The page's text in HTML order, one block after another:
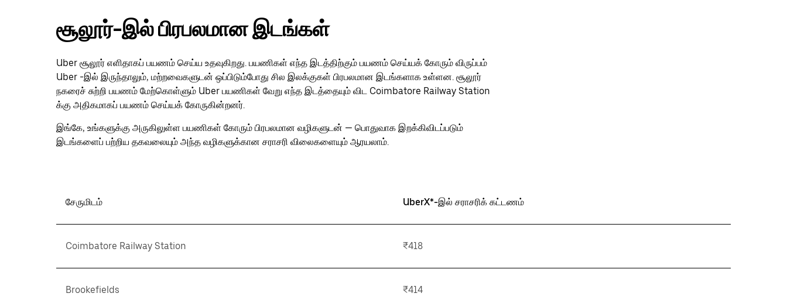
மூட
எஸ்கேப்
பொத்தான்
சூலூர்-இல் பிரபலமான இடங்கள்
Uber சூலூர் எளிதாகப் பயணம் செய்ய உதவுகிறது. பயணிகள் எந்த இடத்திற்கும் பயணம் செய்யக் கோரும் விருப்பம்
Uber -இல் இருந்தாலும், மற்றவைகளுடன் ஒப்பிடும்போது சில இலக்குகள் பிரபலமான இடங்களாக உள்ளன. சூலூர்
நகரைச் சுற்றி பயணம் மேற்கொள்ளும் Uber பயணிகள் வேறு எந்த இடத்தையும் விட Coimbatore Railway Station
க்கு அதிகமாகப் பயணம் செய்யக் கோருகின்றனர்.
இங்கே, உங்களுக்கு அருகிலுள்ள பயணிகள் கோரும் பிரபலமான வழிகளுடன் — பொதுவாக இறக்கிவிடப்படும்
இடங்களைப் பற்றிய தகவலையும் அந்த வழிகளுக்கான சராசரி விலைகளையும் ஆரயலாம்.
சேருமிடம் UberX*-இல் சராசரிக் கட்டணம்
Coimbatore Railway Station ₹418
Brookefields ₹414